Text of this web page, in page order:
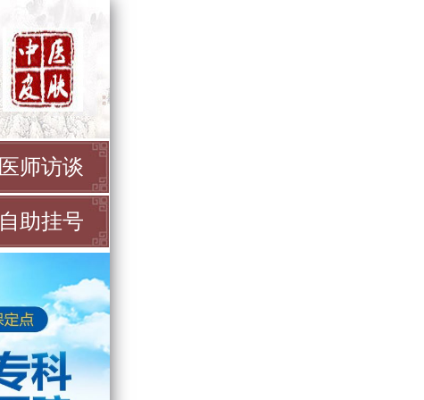
医师访谈
自助挂号